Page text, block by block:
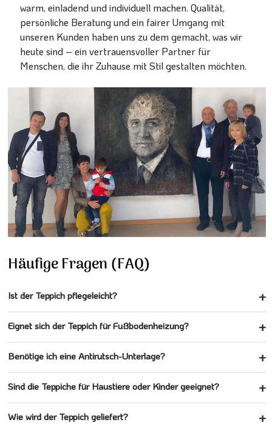
warm, einladend und individuell machen. Qualität,
persönliche Beratung und ein fairer Umgang mit
unseren Kunden haben uns zu dem gemacht, was wir
heute sind – ein vertrauensvoller Partner für
Menschen, die ihr Zuhause mit Stil gestalten möchten.
Häufige Fragen (FAQ)
Ist der Teppich pflegeleicht?
Eignet sich der Teppich für Fußbodenheizung?
Benötige ich eine Antirutsch-Unterlage?
Sind die Teppiche für Haustiere oder Kinder geeignet?
Wie wird der Teppich geliefert?